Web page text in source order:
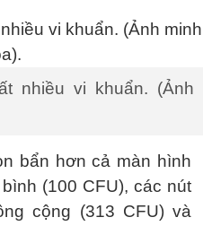
nhiều vi khuẩn. (Ảnh
bẩn hơn cả màn hình
(100 CFU), các nút
cộng (313 CFU) và